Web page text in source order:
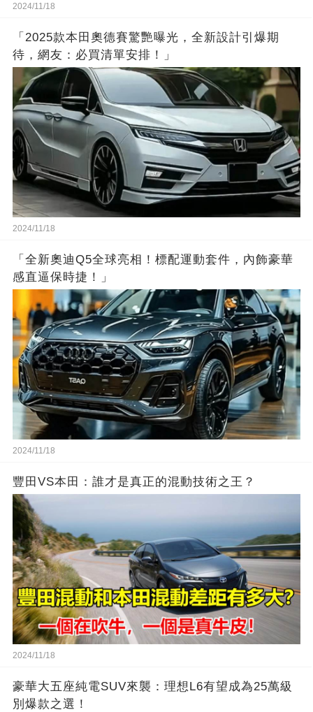
2024/11/18
「2025款本田奧德賽驚艷曝光，全新設計引爆期
待，網友：必買清單安排！」
2024/11/18
「全新奧迪Q5全球亮相！標配運動套件，內飾豪華
感直逼保時捷！」
2024/11/18
豐田VS本田：誰才是真正的混動技術之王？
2024/11/18
豪華大五座純電SUV來襲：理想L6有望成為25萬級
別爆款之選！